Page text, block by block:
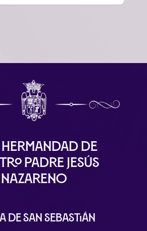
Hermandad de
Padre Jesús
Nazareno
de San Sebastián